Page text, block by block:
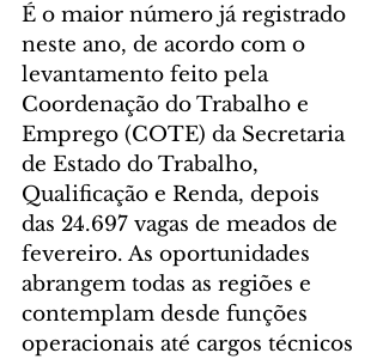
É o maior número já registrado
neste ano, de acordo com o
levantamento feito pela
Coordenação do Trabalho e
Emprego (COTE) da Secretaria
de Estado do Trabalho,
Qualificação e Renda, depois
das 24.697 vagas de meados de
fevereiro. As oportunidades
abrangem todas as regiões e
contemplam desde funções
operacionais até cargos técnicos